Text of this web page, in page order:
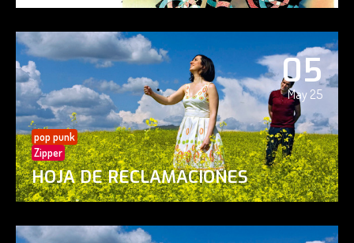
05
May 25
pop punk
Zipper
HOJA DE RECLAMACIONES